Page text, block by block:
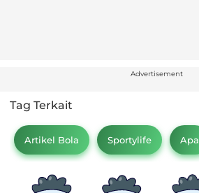
Advertisement
Tag Terkait
Artikel Bola Sportylife Apa